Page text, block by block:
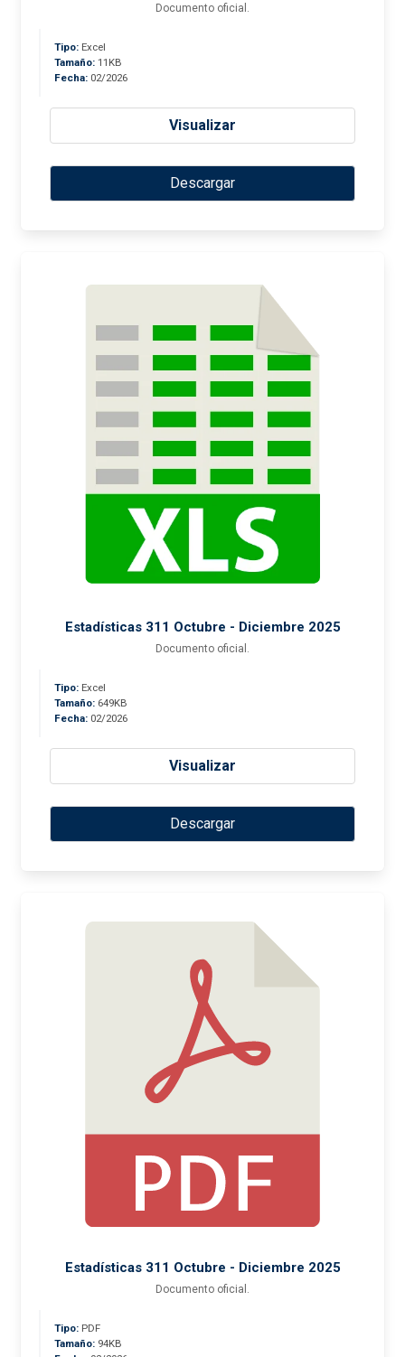
Documento oficial.
Tipo: Excel
Tamaño: 11KB
Fecha: 02/2026
Visualizar
Descargar
Estadísticas 311 Octubre - Diciembre 2025
Documento oficial.
Tipo: Excel
Tamaño: 649KB
Fecha: 02/2026
Visualizar
Descargar
Estadísticas 311 Octubre - Diciembre 2025
Documento oficial.
Tipo: PDF
Tamaño: 94KB